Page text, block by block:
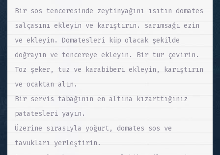
Bir sos tenceresinde zeytinyağını ısıtın domates
salçasını ekleyin ve karıştırın. sarımsağı ezin
ve ekleyin. Domatesleri küp olacak şekilde
doğrayın ve tencereye ekleyin. Bir tur çevirin.
Toz şeker, tuz ve karabiberi ekleyin, karıştırın
ve ocaktan alın.
Bir servis tabağının en altına kızarttığınız
patatesleri yayın.
Üzerine sırasıyla yoğurt, domates sos ve
tavukları yerleştirin.